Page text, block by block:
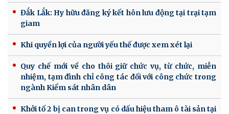
Đắk Lắk: Hy hữu đăng ký kết hôn lưu động tại trại tạm
giam
Khi quyền lợi của người yếu thế được xem xét lại
Quy chế mới về cho thôi giữ chức vụ, từ chức, miễn
nhiệm, tạm đình chỉ công tác đối với công chức trong
ngành Kiểm sát nhân dân
Khởi tố 2 bị can trong vụ có dấu hiệu tham ô tài sản tại